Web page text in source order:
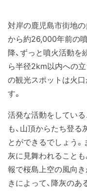
対岸の鹿児島市街地の
から約26,000年前の
降、ずっと噴火活動を
ら半径2km以内への
の観光スポットは火
す。
活発な活動をしてい
も、山頂からたち登
とができるでしょう。
灰に見舞われることも
報で桜島上空の風向き
きによって、降灰のあ